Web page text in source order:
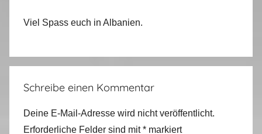
Viel Spass euch in Albanien.
Schreibe einen Kommentar
Deine E-Mail-Adresse wird nicht veröffentlicht.
Erforderliche Felder sind mit* markiert